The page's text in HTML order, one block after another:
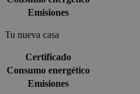
Emisiones
Tu nueva casa
Certificado
Consumo energético
Emisiones